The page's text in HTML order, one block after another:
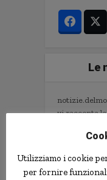
Le
vi racconta
ladri
Informativa
Utilizziamo i cookie
per fornire